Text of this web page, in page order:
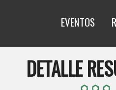
EVENTOS
DETALLE